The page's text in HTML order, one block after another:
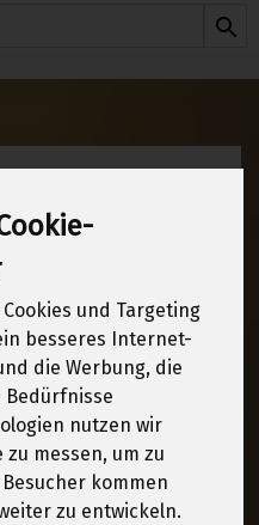
und Targeting
besseres Internet-
die Werbung, die
Bedürfnisse
nutzen wir
messen, um zu
kommen
zu entwickeln.